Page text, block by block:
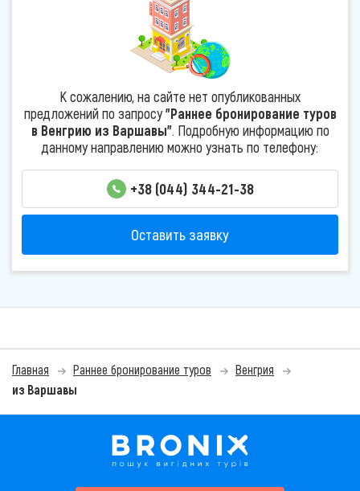
К сожалению, на сайте нет опубликованных
предложений по запросу"Раннее бронирование туров
в Венгрию из Варшавы". Подробную информацию по
данному направлению можно узнать по телефону:
+38 (044) 344-21-38
Оставить заявку
Главная Раннее бронирование туров
Венгрия
из Варшавы